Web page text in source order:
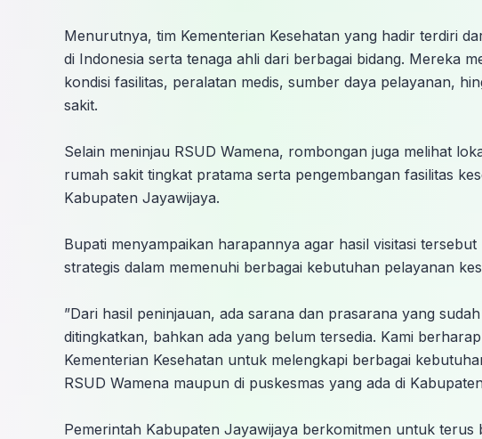
‎Menurutnya, tim Kementerian Kesehatan yang hadir terdiri
di Indonesia serta tenaga ahli dari berbagai bidang. Mereka
kondisi fasilitas, peralatan medis, sumber daya pelayanan,
sakit.
‎Selain meninjau RSUD Wamena, rombongan juga melihat
rumah sakit tingkat pratama serta pengembangan fasilitas
Kabupaten Jayawijaya.
‎Bupati menyampaikan harapannya agar hasil visitasi
strategis dalam memenuhi berbagai kebutuhan pelayanan
‎”Dari hasil peninjauan, ada sarana dan prasarana yang
ditingkatkan, bahkan ada yang belum tersedia. Kami
Kementerian Kesehatan untuk melengkapi berbagai
RSUD Wamena maupun di puskesmas yang ada di
‎Pemerintah Kabupaten Jayawijaya berkomitmen untuk